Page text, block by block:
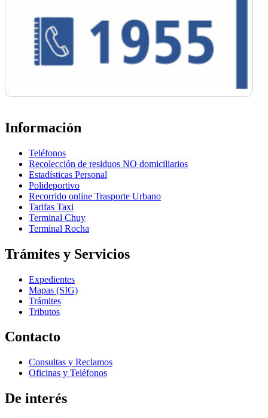
Información
Teléfonos
Recolección de residuos NO domiciliarios
Estadísticas Personal
Polideportivo
Recorrido online Trasporte Urbano
Tarifas Taxi
Terminal Chuy
Terminal Rocha
Trámites y Servicios
Expedientes
Mapas (SIG)
Trámites
Tributos
Contacto
Consultas y Reclamos
Oficinas y Teléfonos
De interés